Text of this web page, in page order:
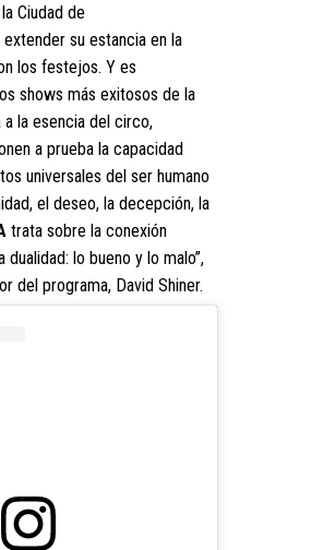
Ciudad de
su estancia en la
los festejos. Y es
shows más exitosos de la
la esencia del circo,
a prueba la capacidad
universales del ser humano
el deseo, la decepción, la
trata sobre la conexión
dualidad: lo bueno y lo malo”,
del programa, David Shiner.